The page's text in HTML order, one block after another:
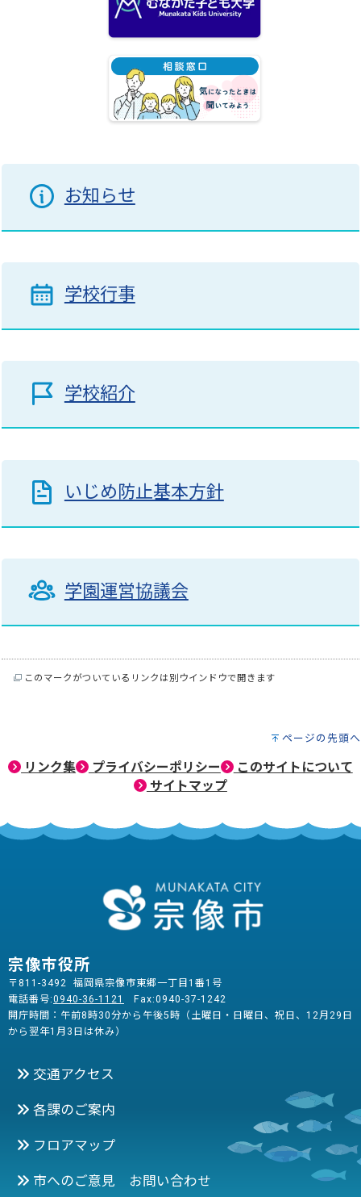
お知らせ
学校行事
学校紹介
いじめ防止基本方針
学園運営協議会
このマークがついているリンクは別ウインドウで開きます
ページの先頭へ
リンク集 プライバシーポリシー
このサイトについて
サイトマップ
宗像市役所
〒811-3492 福岡県宗像市東郷一丁目1番1号
電話番号:0940-36-1121
Fax:0940-37-1242
開庁時間：午前8時30分から午後5時（土曜日・日曜日、祝日、12月29日
から翌年1月3日は休み）
交通アクセス
各課のご案内
フロアマップ
市へのご意見 お問い合わせ